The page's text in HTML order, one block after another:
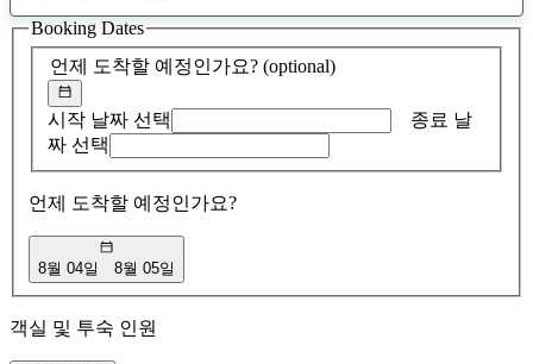
제
안
발
견
언제 도착할 예정인가요? (optional)
시작 날짜 선택
종료 날
짜 선택
언제 도착할 예정인가요?
8월 04일 8월 05일
Booking Dates
객실 및 투숙 인원